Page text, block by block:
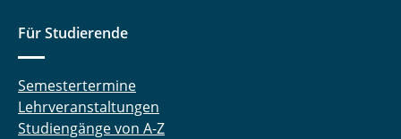
Für Studierende
Semestertermine
Lehrveranstaltungen
Studiengänge von A-Z